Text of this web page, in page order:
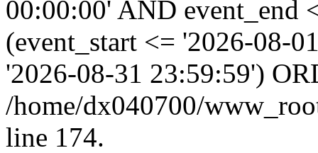
00:00:00' AND event_end
(event_start <= '2026-08-
'2026-08-31 23:59:59')
/home/dx040700/
line 174.